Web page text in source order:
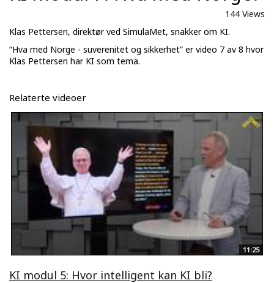
144 Views
Klas Pettersen, direktør ved SimulaMet, snakker om KI.
“Hva med Norge - suverenitet og sikkerhet” er video 7 av 8 hvor
Klas Pettersen har KI som tema.
Relaterte videoer
11:25
KI modul 5: Hvor intelligent kan KI bli?